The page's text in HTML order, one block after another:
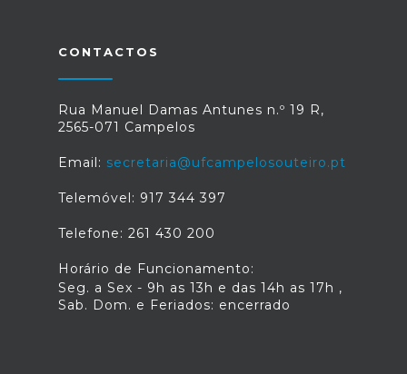
CONTACTOS
Rua Manuel Damas Antunes n.º 19 R,
2565-071 Campelos
Email: secretaria@ufcampelosouteiro.pt
Telemóvel: 917 344 397
Telefone: 261 430 200
Horário de Funcionamento:
Seg. a Sex - 9h as 13h e das 14h as 17h ,
Sab. Dom. e Feriados: encerrado